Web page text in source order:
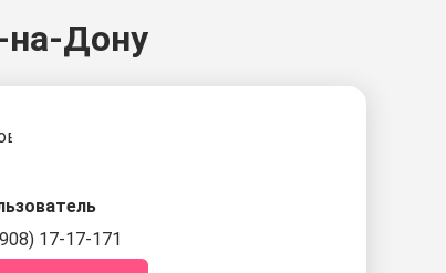
на-Дону
17-17-171